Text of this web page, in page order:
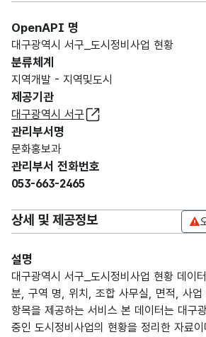
OpenAPI 명
대구광역시 서구_도시정비사업 현황
분류체계
지역개발 - 지역및도시
제공기관
대구광역시 서구
관리부서명
문화홍보과
관리부서 전화번호
053-663-2465
상세 및 제공정보
설명
대구광역시 서구_도시정비사업 현황 데이
분, 구역 명, 위치, 조합 사무실, 면적, 사업
항목을 제공하는 서비스 본 데이터는 대구
중인 도시정비사업의 현황을 정리한 자료